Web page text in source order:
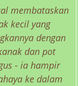
membataskan
kecil yang
dengan
dan pot
- ia hampir
ke dalam